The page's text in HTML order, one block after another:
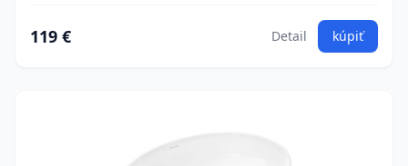
119 € Detail kúpiť